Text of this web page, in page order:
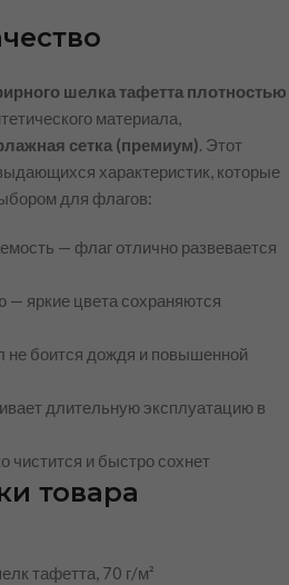
шелка тафетта плотностью
материала,
сетка (премиум). Этот
характеристик, которые
для флагов:
— флаг отлично развевается
— яркие цвета сохраняются
не боится дождя и повышенной
длительную эксплуатацию в
чистится и быстро сохнет
товара
тафетта, 70 г/м²